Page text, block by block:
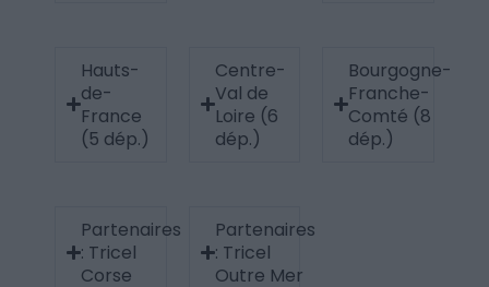
Hauts-
de-
France
(5 dép.)
Centre-
Val de
Loire (6
dép.)
Bourgogne-
Franche-
Comté (8
dép.)
Partenaires
: Tricel
Corse
Partenaires
: Tricel
Outre Mer